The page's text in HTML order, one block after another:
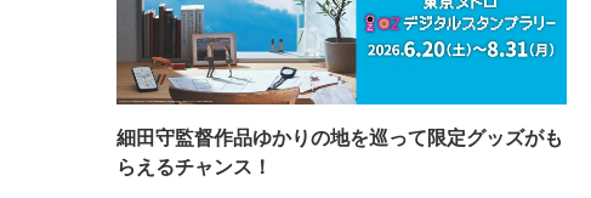
細田守監督作品ゆかりの地を巡って限定グッズがも
らえるチャンス！